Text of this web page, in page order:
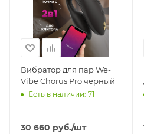
Вибратор для пар We-
Vibe Chorus Pro черный
Есть в наличии: 71
30 660 руб./шт